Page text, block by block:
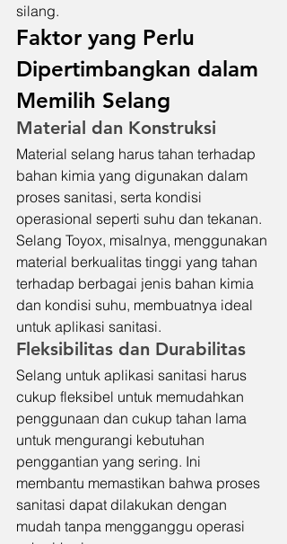
silang.
Faktor yang Perlu
Dipertimbangkan dalam
Memilih Selang
Material dan Konstruksi
Material selang harus tahan terhadap
bahan kimia yang digunakan dalam
proses sanitasi, serta kondisi
operasional seperti suhu dan tekanan.
Selang Toyox, misalnya, menggunakan
material berkualitas tinggi yang tahan
terhadap berbagai jenis bahan kimia
dan kondisi suhu, membuatnya ideal
untuk aplikasi sanitasi.
Fleksibilitas dan Durabilitas
Selang untuk aplikasi sanitasi harus
cukup fleksibel untuk memudahkan
penggunaan dan cukup tahan lama
untuk mengurangi kebutuhan
penggantian yang sering. Ini
membantu memastikan bahwa proses
sanitasi dapat dilakukan dengan
mudah tanpa mengganggu operasi